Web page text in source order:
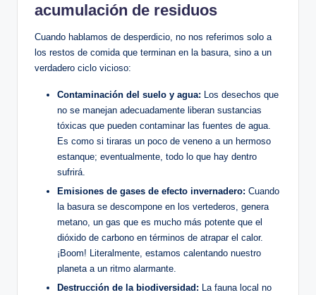
acumulación de residuos
Cuando hablamos de desperdicio, no nos referimos solo a
los restos de comida que terminan en la basura, sino a un
verdadero ciclo vicioso:
Contaminación del suelo y agua: Los desechos que
no se manejan adecuadamente liberan sustancias
tóxicas que pueden contaminar las fuentes de agua.
Es como si tiraras un poco de veneno a un hermoso
estanque; eventualmente, todo lo que hay dentro
sufrirá.
Emisiones de gases de efecto invernadero: Cuando
la basura se descompone en los vertederos, genera
metano, un gas que es mucho más potente que el
dióxido de carbono en términos de atrapar el calor.
¡Boom! Literalmente, estamos calentando nuestro
planeta a un ritmo alarmante.
Destrucción de la biodiversidad: La fauna local no